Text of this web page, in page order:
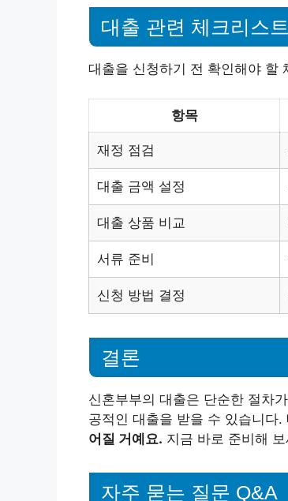
대출 관련 체크리스트
대출을 신청하기 전 확인해야 할
항목
재정 점검
대출 금액 설정
대출 상품 비교
서류 준비
신청 방법 결정
결론
신혼부부의 대출은 단순한 절차
공적인 대출을 받을 수 있습니다.
어질 거예요. 지금 바로 준비해
자주 묻는 질문 Q&A